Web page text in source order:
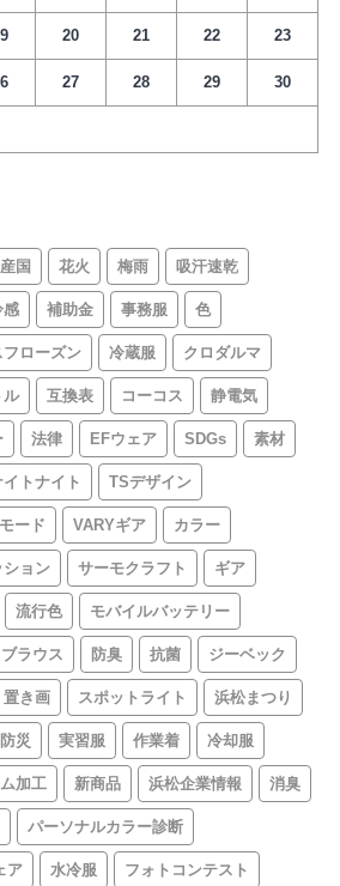
20 21 22 23
27 28 29 30
国 花火 梅雨 吸汗速乾
感 補助金 事務服 色
フローズン 冷蔵服 クロダルマ
ル 互換表 コーコス 静電気
法律 EFウェア SDGs 素材
イトナイト TSデザイン
ード VARYギア カラー
ション サーモクラフト ギア
流行色 モバイルバッテリー
ブラウス 防臭 抗菌 ジーベック
置き画 スポットライト 浜松まつり
防災 実習服 作業着 冷却服
加工 新商品 浜松企業情報 消臭
パーソナルカラー診断
ア 水冷服 フォトコンテスト